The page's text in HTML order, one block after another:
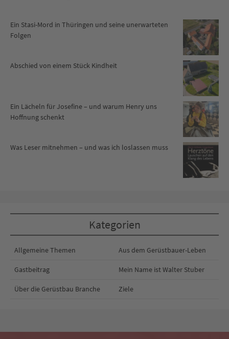
Ein Stasi-Mord in Thüringen und seine unerwarteten
Folgen
Abschied von einem Stück Kindheit
Ein Lächeln für Josefine – und warum Henry uns
Hoffnung schenkt
Was Leser mitnehmen – und was ich loslassen muss
Kategorien
Allgemeine Themen Aus dem Gerüstbauer-Leben
Gastbeitrag Mein Name ist Walter Stuber
Über die Gerüstbau Branche Ziele